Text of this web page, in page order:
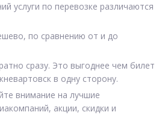
услуги по перевозке различаются
по сравнению от и до
сразу. Это выгоднее чем билет
в одну сторону.
внимание на лучшие
акции, скидки и